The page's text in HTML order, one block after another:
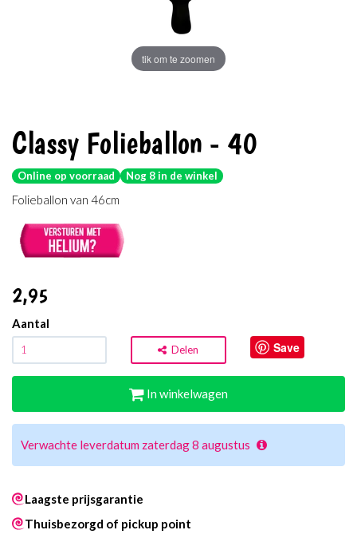
tik om te zoomen
Classy Folieballon - 40
Online op voorraad Nog 8 in de winkel
Folieballon van 46cm
2,95
Aantal
Delen Save
In winkelwagen
Verwachte leverdatum zaterdag 8 augustus
Laagste prijsgarantie
Thuisbezorgd of pickup point